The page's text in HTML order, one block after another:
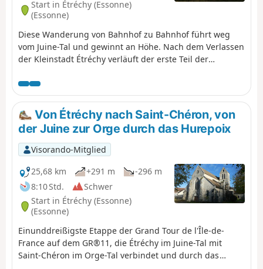
Start in Étréchy (Essonne)
(Essonne)
Diese Wanderung von Bahnhof zu Bahnhof führt weg
vom Juine-Tal und gewinnt an Höhe. Nach dem Verlassen
der Kleinstadt Étréchy verläuft der erste Teil der
Dorf Mauchamps ist die Strecke abwechslungsreicher
und führt teilweise durch den Wald. In Étréchy,
Mauchamps und Torfou gibt es mehrere schöne Kirchen
zu sehen, ganz zu schweigen von der herrlichen Kirche
Saint-Sulpice-de-Favières, zu der ein Abstecher
angeboten wird.
Von Étréchy nach Saint-Chéron, von
der Juine zur Orge durch das Hurepoix
Visorando-Mitglied
25,68 km
+291 m
-296 m
8:10 Std.
Schwer
Start in Étréchy (Essonne)
(Essonne)
Einunddreißigste Etappe der Grand Tour de l'Île-de-
France auf dem GR®11, die Étréchy im Juine-Tal mit
Saint-Chéron im Orge-Tal verbindet und durch das